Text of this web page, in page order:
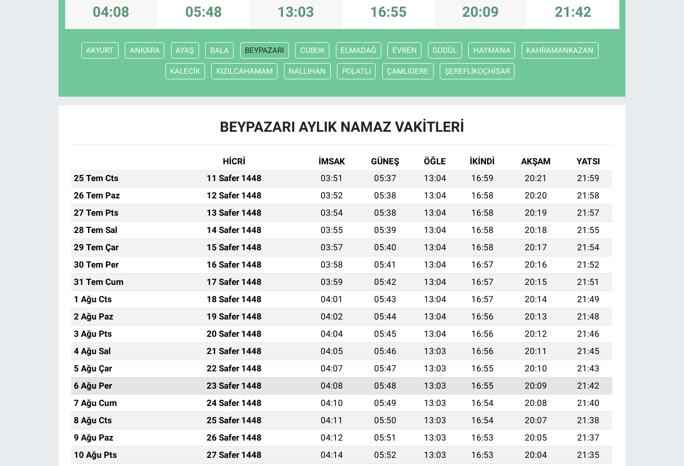
04:08 05:48 13:03 16:55 20:09 21:42
AKYURT ANKARA AYAŞ BALA BEYPAZARI CUBUK ELMADAĞ EVREN GÜDÜL HAYMANA KAHRAMANKAZAN
KALECİK KIZILCAHAMAM NALLIHAN POLATLI ÇAMLIDERE ŞEREFLİKOÇHİSAR
BEYPAZARI AYLIK NAMAZ VAKITLERI
HİCRİ İMSAK GÜNEŞ ÖĞLE İKINDI AKŞAM
YATSI
25 Tem Cts
11 Safer 1448 03:51 05:37 13:04 16:59 20:21
21:59
26 Tem Paz
12 Safer 1448 03:52 05:38 13:04 16:58 20:20
21:58
27 Tem Pts
13 Safer 1448 03:54 05:38 13:04 16:58 20:19
21:57
28 Tem Sal
14 Safer 1448 03:55 05:39 13:04 16:58 20:18
21:55
29 Tem Çar
15 Safer 1448 03:57 05:40 13:04 16:58 20:17
21:54
30 Tem Per
16 Safer 1448 03:58 05:41 13:04 16:57 20:16
21:52
31 Tem Cum
17 Safer 1448 03:59 05:42 13:04 16:57 20:15
21:51
1 Ağu Cts
18 Safer 1448 04:01 05:43 13:04 16:57 20:14
21:49
2 Ağu Paz
19 Safer 1448 04:02 05:44 13:04 16:56 20:13
21:48
3 Ağu Pts
20 Safer 1448 04:04 05:45 13:04 16:56 20:12
21:46
4 Ağu Sal
21 Safer 1448 04:05 05:46 13:03 16:56 20:11
21:45
5 Ağu Çar
22 Safer 1448 04:07 05:47 13:03 16:55 20:10
21:43
6 Ağu Per
23 Safer 1448 04:08 05:48 13:03 16:55 20:09
21:42
7 Ağu Cum
24 Safer 1448 04:10 05:49 13:03 16:54 20:08
21:40
8 Ağu Cts
25 Safer 1448 04:11 05:50 13:03 16:54 20:07
21:38
9 Ağu Paz
26 Safer 1448 04:12 05:51 13:03 16:53 20:05
21:37
10 Ağu Pts
27 Safer 1448 04:14 05:52 13:03 16:53 20:04
21:35